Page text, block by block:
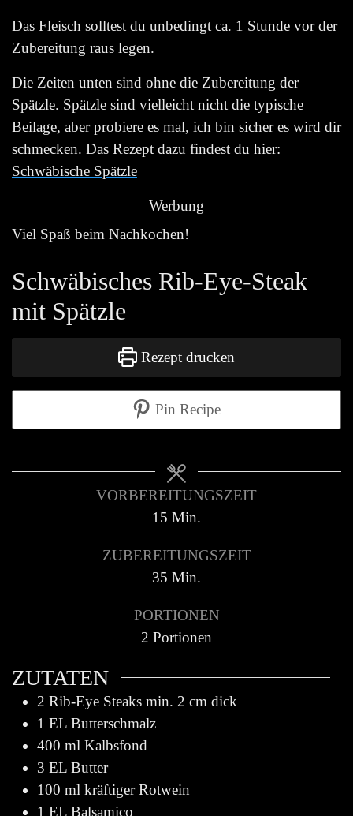
Das Fleisch solltest du unbedingt ca. 1 Stunde vor der
Zubereitung raus legen.
Die Zeiten unten sind ohne die Zubereitung der
Spätzle. Spätzle sind vielleicht nicht die typische
Beilage, aber probiere es mal, ich bin sicher es wird dir
schmecken. Das Rezept dazu findest du hier:
Schwäbische Spätzle
Werbung
Viel Spaß beim Nachkochen!
Schwäbisches Rib-Eye-Steak
mit Spätzle
Rezept drucken
Pin Recipe
VORBEREITUNGSZEIT
15 Min.
ZUBEREITUNGSZEIT
35 Min.
PORTIONEN
2 Portionen
ZUTATEN
2 Rib-Eye Steaks min. 2 cm dick
1 EL Butterschmalz
400 ml Kalbsfond
3 EL Butter
100 ml kräftiger Rotwein
1 EL Balsamico